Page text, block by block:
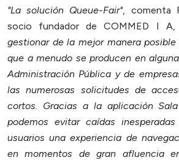
"La solución Queue-Fair", comenta
socio fundador de COMMED I A,
gestionar de la mejor manera
que a menudo se producen en
Administración Pública y de
las numerosas solicitudes de
cortos. Gracias a la aplicación
podemos evitar caídas
usuarios una experiencia de
en momentos de gran afluencia